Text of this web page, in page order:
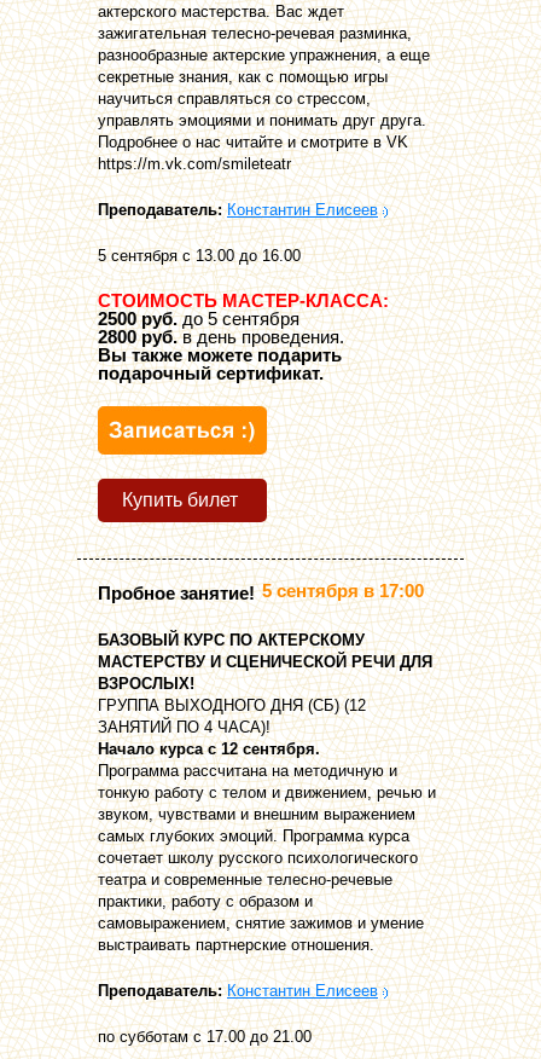
актерского мастерства. Вас ждет
зажигательная телесно-речевая разминка,
разнообразные актерские упражнения, а еще
секретные знания, как с помощью игры
научиться справляться со стрессом,
управлять эмоциями и понимать друг друга.
Подробнее о нас читайте и смотрите в VK
https://m.vk.com/smileteatr
Преподаватель: Константин Елисеев
5 сентября с 13.00 до 16.00
СТОИМОСТЬ МАСТЕР-КЛАССА:
2500 руб.до 5 сентября
2800 руб.в день проведения.
Вы также можете подарить
подарочный сертификат.
Купить билет
Пробное занятие! 5 сентября в 17:00
БАЗОВЫЙ КУРС ПО АКТЕРСКОМУ
МАСТЕРСТВУ И СЦЕНИЧЕСКОЙ РЕЧИ ДЛЯ
ВЗРОСЛЫХ!
ГРУППА ВЫХОДНОГО ДНЯ (СБ) (12
ЗАНЯТИЙ ПО 4 ЧАСА)!
Начало курса с 12 сентября.
Программа рассчитана на методичную и
тонкую работу с телом и движением, речью и
звуком, чувствами и внешним выражением
самых глубоких эмоций. Программа курса
сочетает школу русского психологического
театра и современные телесно-речевые
практики, работу с образом и
самовыражением, снятие зажимов и умение
выстраивать партнерские отношения.
Преподаватель: Константин Елисеев
по субботам с 17.00 до 21.00